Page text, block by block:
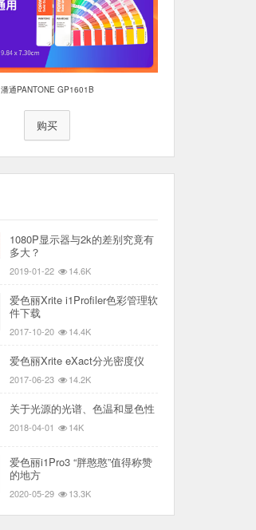
潘通PANTONE GP1601B
购买
1080P显示器与2k的差别究竟有
多大？
2019-01-22 14.6K
爱色丽Xrite i1Profiler色彩管理软
件下载
2017-10-20 14.4K
爱色丽Xrite eXact分光密度仪
2017-06-23 14.2K
关于光源的光谱、色温和显色性
2018-04-01 14K
爱色丽i1Pro3 “胖憨憨”值得称赞
的地方
2020-05-29 13.3K